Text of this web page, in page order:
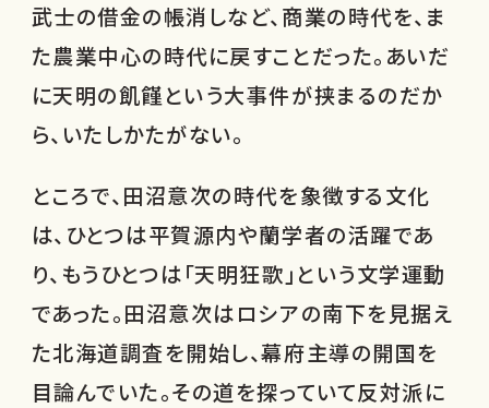
武士の借金の帳消しなど、商業の時代を、ま
た農業中心の時代に戻すことだった。あいだ
に天明の飢饉という大事件が挟まるのだか
ら、いたしかたがない。
ところで、田沼意次の時代を象徴する文化
は、ひとつは平賀源内や蘭学者の活躍であ
り、もうひとつは「天明狂歌」という文学運動
であった。田沼意次はロシアの南下を見据え
た北海道調査を開始し、幕府主導の開国を
目論んでいた。その道を探っていて反対派に